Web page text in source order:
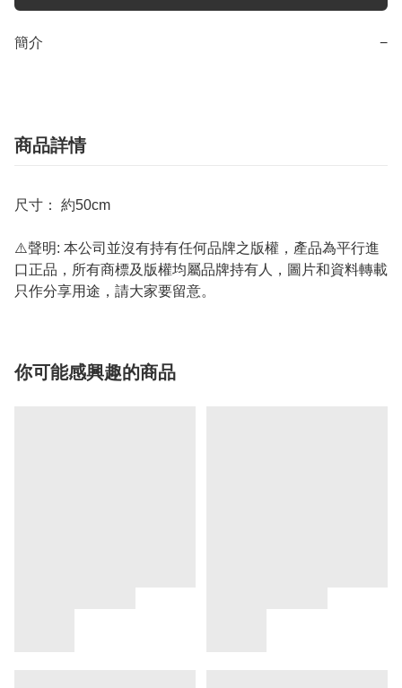
簡介 −
商品詳情
尺寸： 約50cm
⚠️聲明: 本公司並沒有持有任何品牌之版權，產品為平行進
口正品，所有商標及版權均屬品牌持有人，圖片和資料轉載
只作分享用途，請大家要留意。
你可能感興趣的商品